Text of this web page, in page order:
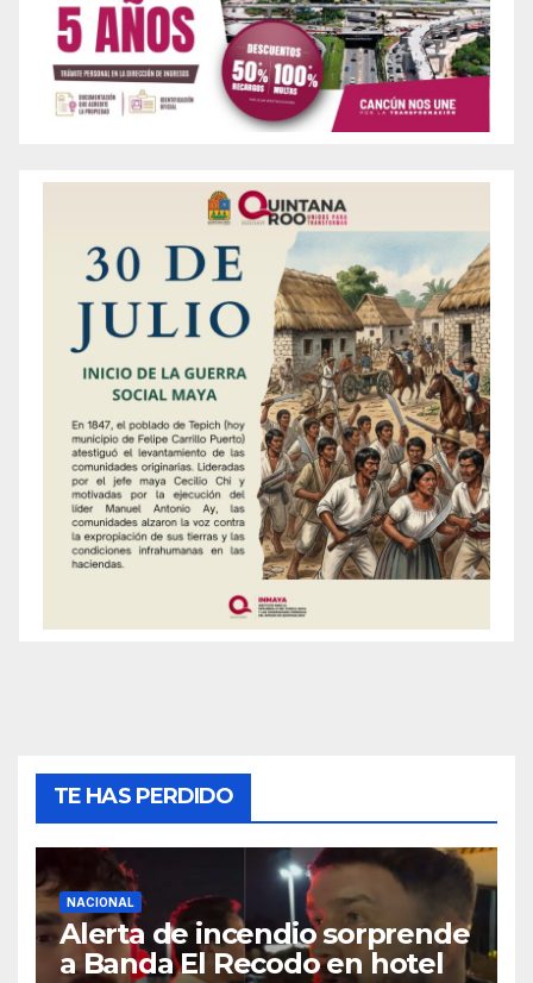
TE HAS PERDIDO
NACIONAL
Alerta de incendio sorprende
a Banda El Recodo en hotel